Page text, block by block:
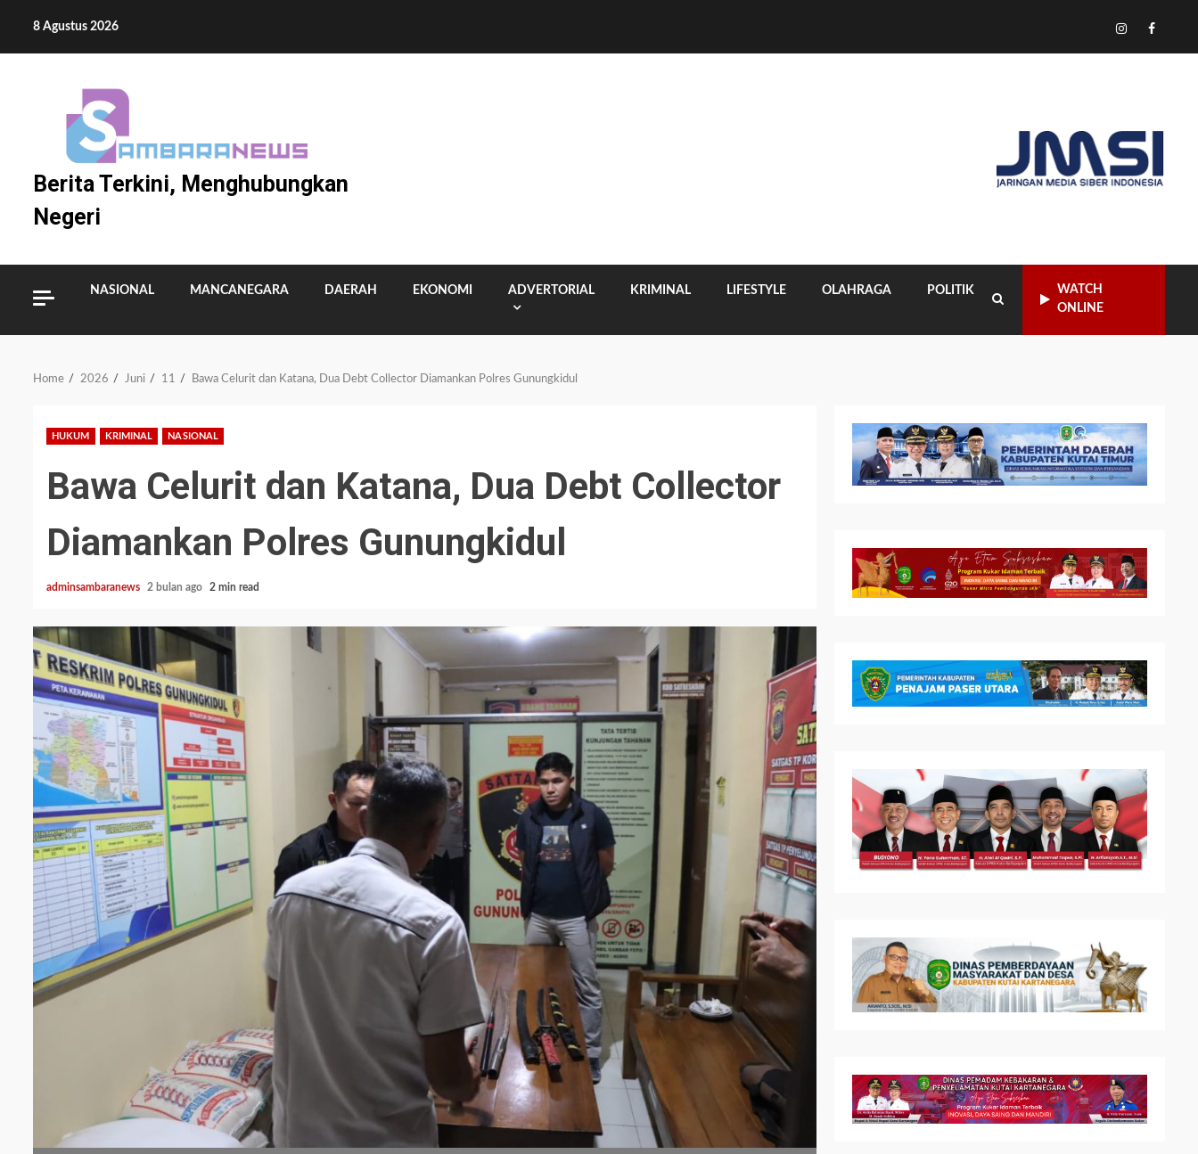
content
8 Agustus 2026 Tiktok
Instagram
Berita Terkini, Menghubungkan
Negeri
NASIONAL MANCANEGARA DAERAH EKONOMI ADVERTORIAL KRIMINAL LIFESTYLE OLAHRAGA POLITIK
WATCH
ONLINE
Home 2026 Juni 11 Bawa Celurit dan Katana, Dua Debt Collector Diamankan Polres Gunungkidul
HUKUM KRIMINAL NASIONAL
Bawa Celurit dan Katana, Dua Debt Collector
Diamankan Polres Gunungkidul
adminsambaranews 2 bulan ago 2 min read